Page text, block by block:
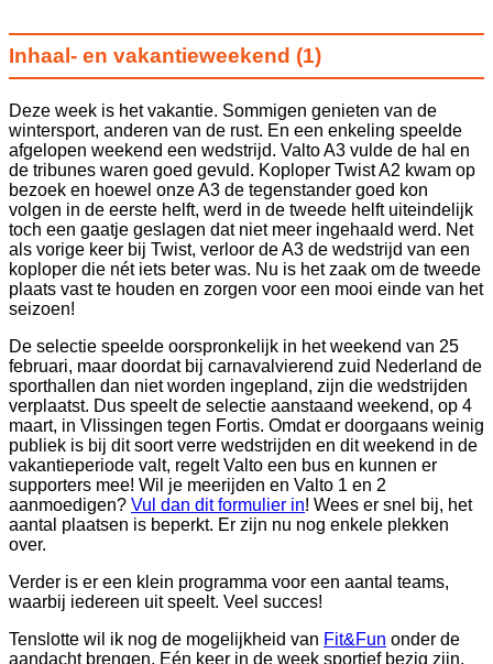
Inhaal- en vakantieweekend (1)
Deze week is het vakantie. Sommigen genieten van de
wintersport, anderen van de rust. En een enkeling speelde
afgelopen weekend een wedstrijd. Valto A3 vulde de hal en
de tribunes waren goed gevuld. Koploper Twist A2 kwam op
bezoek en hoewel onze A3 de tegenstander goed kon
volgen in de eerste helft, werd in de tweede helft uiteindelijk
toch een gaatje geslagen dat niet meer ingehaald werd. Net
als vorige keer bij Twist, verloor de A3 de wedstrijd van een
koploper die nét iets beter was. Nu is het zaak om de tweede
plaats vast te houden en zorgen voor een mooi einde van het
seizoen!
De selectie speelde oorspronkelijk in het weekend van 25
februari, maar doordat bij carnavalvierend zuid Nederland de
sporthallen dan niet worden ingepland, zijn die wedstrijden
verplaatst. Dus speelt de selectie aanstaand weekend, op 4
maart, in Vlissingen tegen Fortis. Omdat er doorgaans weinig
publiek is bij dit soort verre wedstrijden en dit weekend in de
vakantieperiode valt, regelt Valto een bus en kunnen er
supporters mee! Wil je meerijden en Valto 1 en 2
aanmoedigen? Vul dan dit formulier in! Wees er snel bij, het
aantal plaatsen is beperkt. Er zijn nu nog enkele plekken
over.
Verder is er een klein programma voor een aantal teams,
waarbij iedereen uit speelt. Veel succes!
Tenslotte wil ik nog de mogelijkheid van Fit&Fun onder de
aandacht brengen. Eén keer in de week sportief bezig zijn,